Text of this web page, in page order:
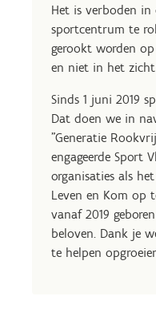
Het is verboden
sportcentrum te
gerookt worden
en niet in het zicht
Sinds 1 juni 2019
Dat doen we in
"Generatie
engageerde Sport
organisaties als
Leven en Kom op
vanaf 2019
beloven. Dank je
te helpen